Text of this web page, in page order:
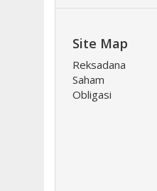
Site Map
Reksadana
Saham
Obligasi